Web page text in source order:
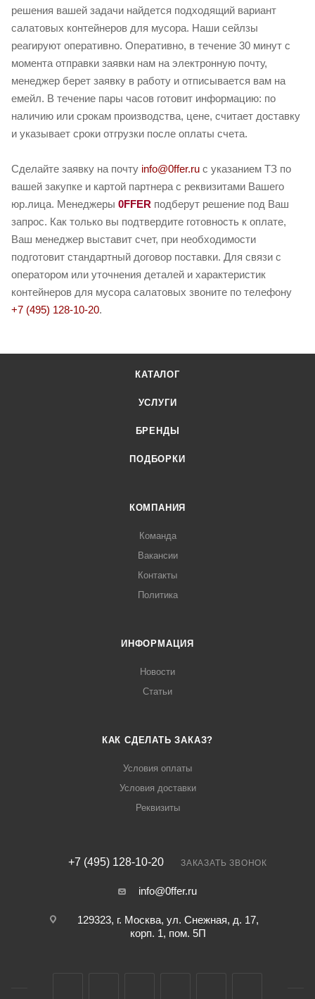
решения вашей задачи найдется подходящий вариант
салатовых контейнеров для мусора. Наши сейлзы
реагируют оперативно. Оперативно, в течение 30 минут с
момента отправки заявки нам на электронную почту,
менеджер берет заявку в работу и отписывается вам на
емейл. В течение пары часов готовит информацию: по
наличию или срокам производства, цене, считает доставку
и указывает сроки отгрузки после оплаты счета.
Сделайте заявку на почту info@0ffer.ru с указанием ТЗ по
вашей закупке и картой партнера с реквизитами Вашего
юр.лица. Менеджеры 0FFER подберут решение под Ваш
запрос. Как только вы подтвердите готовность к оплате,
Ваш менеджер выставит счет, при необходимости
подготовит стандартный договор поставки. Для связи с
оператором или уточнения деталей и характеристик
контейнеров для мусора салатовых звоните по телефону
+7 (495) 128-10-20.
КАТАЛОГ
УСЛУГИ
БРЕНДЫ
ПОДБОРКИ
КОМПАНИЯ
Команда
Вакансии
Контакты
Политика
ИНФОРМАЦИЯ
Новости
Статьи
КАК СДЕЛАТЬ ЗАКАЗ?
Условия оплаты
Условия доставки
Реквизиты
+7 (495) 128-10-20 ЗАКАЗАТЬ ЗВОНОК
info@0ffer.ru
129323, г. Москва, ул. Снежная, д. 17,
корп. 1, пом. 5П